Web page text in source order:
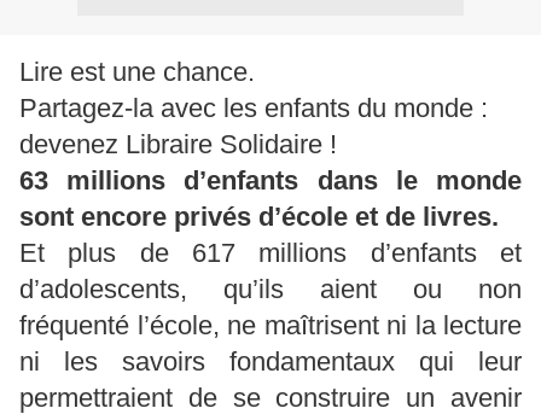
Lire est une chance.
Partagez-la avec les enfants du monde :
devenez Libraire Solidaire !
63 millions d’enfants dans le monde
sont encore privés d’école et de livres.
Et plus de 617 millions d’enfants et
d’adolescents, qu’ils aient ou non
fréquenté l’école, ne maîtrisent ni la lecture
ni les savoirs fondamentaux qui leur
permettraient de se construire un avenir